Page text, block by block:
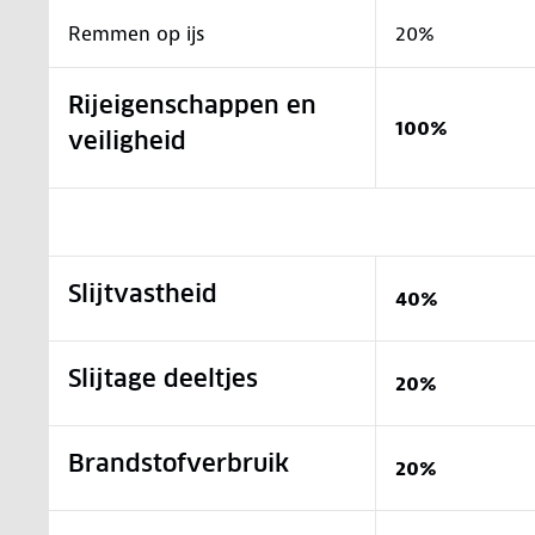
Remmen op ijs 20%
Rijeigenschappen en
veiligheid
100%
Slijtvastheid 40%
Slijtage deeltjes 20%
Brandstofverbruik 20%